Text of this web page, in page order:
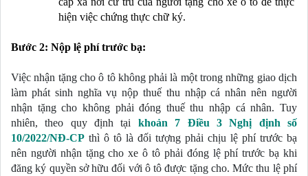
hiện việc chứng thực chữ ký.
Bước 2: Nộp lệ phí trước bạ:
Việc nhận tặng cho ô tô không phải là một trong những giao dịch
làm phát sinh nghĩa vụ nộp thuế thu nhập cá nhân nên người
nhận tặng cho không phải đóng thuế thu nhập cá nhân. Tuy
nhiên, theo quy định tại khoản 7 Điều 3 Nghị định số
10/2022/NĐ-CP thì ô tô là đối tượng phải chịu lệ phí trước bạ
nên người nhận tặng cho xe ô tô phải đóng lệ phí trước bạ khi
đăng ký quyền sở hữu đối với ô tô được tặng cho. Mức thu lệ phí